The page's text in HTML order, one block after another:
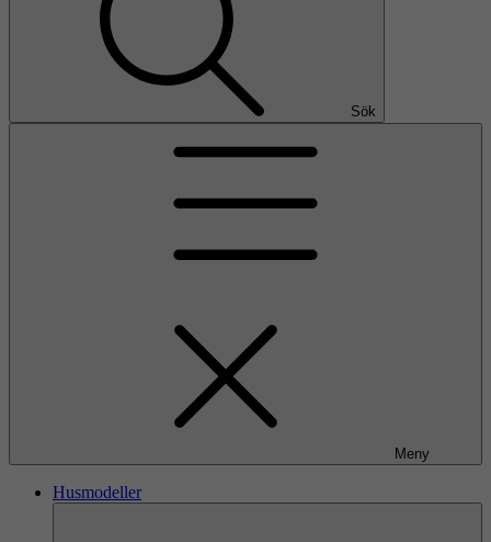
Sök
Meny
Husmodeller